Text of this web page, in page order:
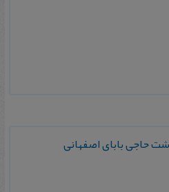
حاجی بابای اصفهانی